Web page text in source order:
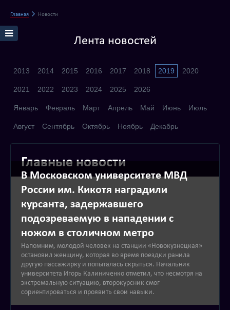
Главная Новости
Лента новостей
2013 2014 2015 2016 2017 2018 2019 2020
2021 2022 2023 2024 2025 2026
Январь Февраль Март Апрель Май Июнь Июль
Август Сентябрь Октябрь Ноябрь Декабрь
Главные новости
В Московском университете МВД
России им. Кикотя наградили
курсанта, задержавшего
подозреваемую в нападении с
ножом в столичном метро
Напомним, молодой человек на станции «Новокузнецкая»
остановил женщину, которая во время поездки ранила
другую пассажирку и попыталась скрыться. Начальник
университета Игорь Калиниченко отметил, что несмотря на
экстремальную ситуацию, второкурсник смог
сориентироваться и проявить свои навыки.